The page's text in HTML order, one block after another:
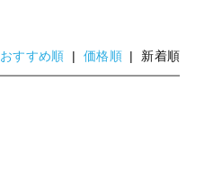
おすすめ順 |価格順| 新着順